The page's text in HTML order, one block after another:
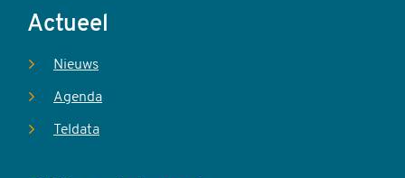
Actueel
Nieuws
Agenda
Teldata